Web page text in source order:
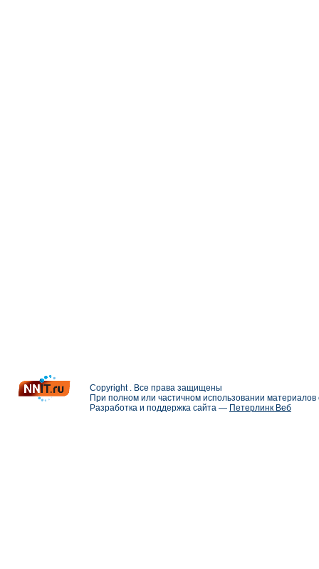
Copyright . Все права защищены
При полном или частичном использовании
Разработка и поддержка сайта — Петерлинк Веб